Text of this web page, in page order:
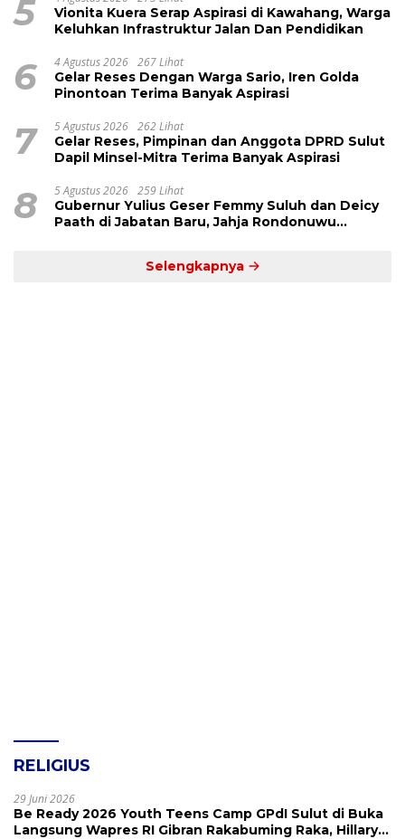
5
Vionita Kuera Serap Aspirasi di Kawahang, Warga
Keluhkan Infrastruktur Jalan Dan Pendidikan
6 4 Agustus 2026 267 Lihat
Gelar Reses Dengan Warga Sario, Iren Golda
Pinontoan Terima Banyak Aspirasi
7 5 Agustus 2026 262 Lihat
Gelar Reses, Pimpinan dan Anggota DPRD Sulut
Dapil Minsel-Mitra Terima Banyak Aspirasi
8 5 Agustus 2026 259 Lihat
Gubernur Yulius Geser Femmy Suluh dan Deicy
Paath di Jabatan Baru, Jahja Rondonuwu
Selengkapnya
RELIGIUS
29 Juni 2026
Be Ready 2026 Youth Teens Camp GPdI Sulut di Buka
Langsung Wapres RI Gibran Rakabuming Raka, Hillary